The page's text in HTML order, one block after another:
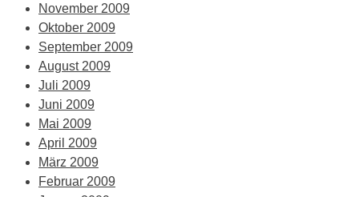
November 2009
Oktober 2009
September 2009
August 2009
Juli 2009
Juni 2009
Mai 2009
April 2009
März 2009
Februar 2009